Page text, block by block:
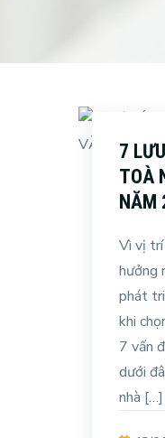
7
TOÀ
NĂM
Vì vị trí
hưởng
phát
khi
7 vấn
dưới
nhà […]